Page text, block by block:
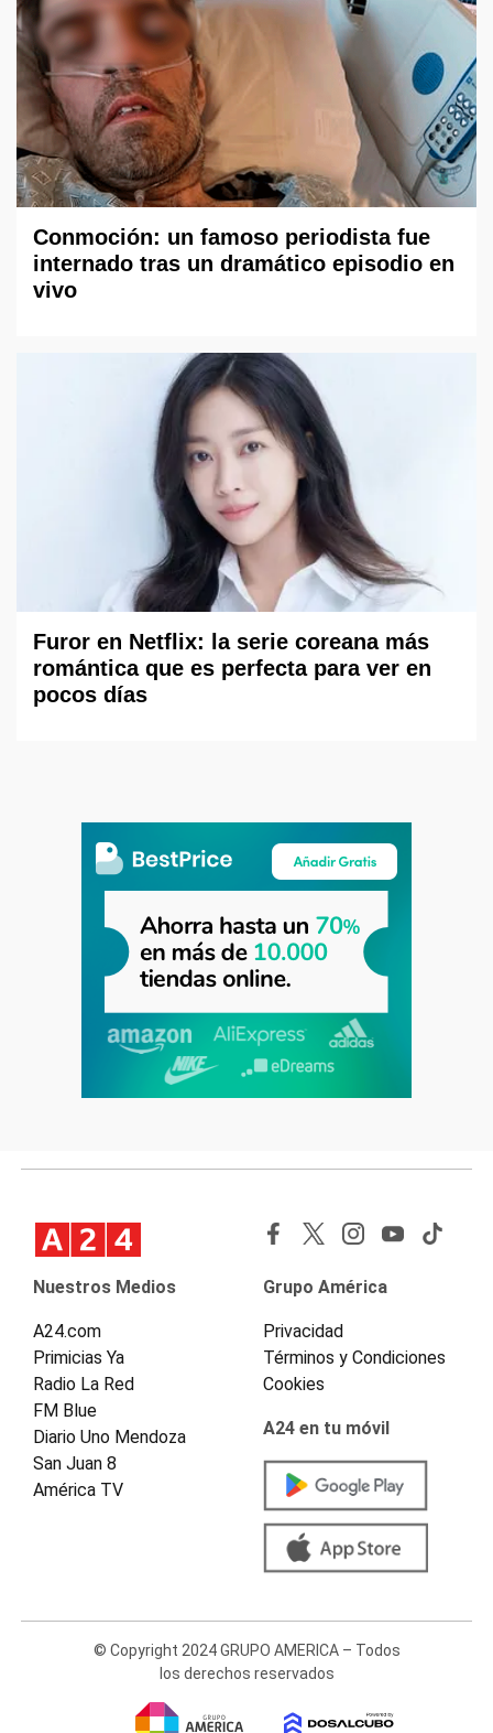
Conmoción: un famoso periodista fue
internado tras un dramático episodio en
vivo
Furor en Netflix: la serie coreana más
romántica que es perfecta para ver en
pocos días
Nuestros Medios
A24.com
Primicias Ya
Radio La Red
FM Blue
Diario Uno Mendoza
San Juan 8
América TV
Grupo América
Privacidad
Términos y Condiciones
Cookies
A24 en tu móvil
© Copyright 2024 GRUPO AMERICA – Todos
los derechos reservados